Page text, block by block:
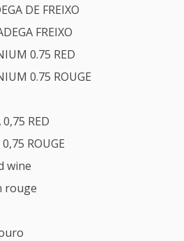
DE FREIXO
FREIXO
0.75 RED
0.75 ROUGE
0,75 RED
ROUGE
wine
rouge